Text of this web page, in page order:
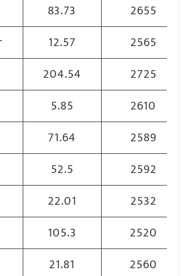
83.73
2655
12.57
2565
204.54
2725
5.85
2610
71.64
2589
52.5
2592
22.01
2532
105.3
2520
21.81
2560